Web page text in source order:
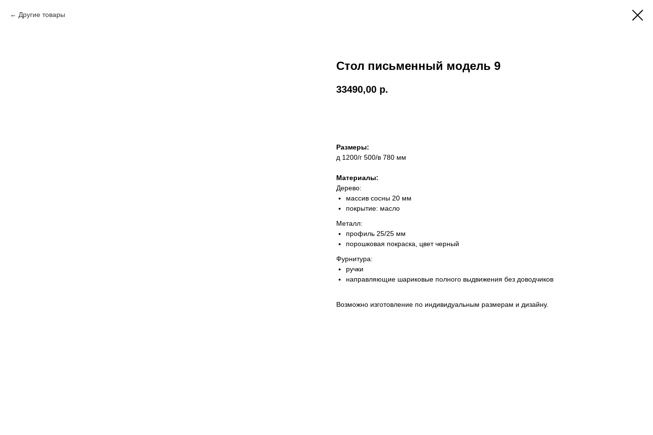
Другие товары
Стол письменный модель 9
33490,00 р.
Размеры:
д 1200/г 500/в 780 мм
Материалы:
Дерево:
массив сосны 20 мм
покрытие: масло
Металл:
профиль 25/25 мм
порошковая покраска, цвет черный
Фурнитура:
ручки
направляющие шариковые полного выдвижения без доводчиков
Возможно изготовление по индивидуальным размерам и дизайну.